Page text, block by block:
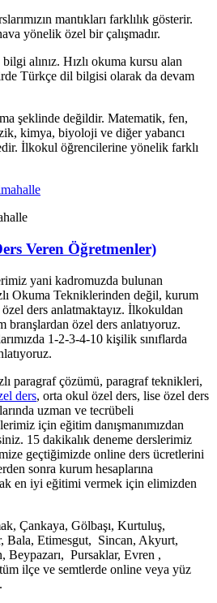
mantıkları farklılık gösterir.
yönelik özel bir çalışmadır.
alınız. Hızlı okuma kursu alan
Türkçe dil bilgisi olarak da devam
şeklinde değildir. Matematik, fen,
kimya, biyoloji ve diğer yabancı
İlkokul öğrencilerine yönelik farklı
Veren Öğretmenler)
yani kadromuzda bulunan
Okuma Tekniklerinden değil, kurum
ders anlatmaktayız. İlkokuldan
branşlardan özel ders anlatıyoruz.
1-2-3-4-10 kişilik sınıflarda
paragraf çözümü, paragraf teknikleri,
ders, orta okul özel ders, lise özel ders
uzman ve tecrübeli
için eğitim danışmanımızdan
15 dakikalık deneme derslerimiz
geçtiğimizde online ders ücretlerini
sonra kurum hesaplarına
en iyi eğitimi vermek için elimizden
Çankaya, Gölbaşı, Kurtuluş,
Bala, Etimesgut, Sincan, Akyurt,
Pursaklar, Evren ,
ilçe ve semtlerde online veya yüz